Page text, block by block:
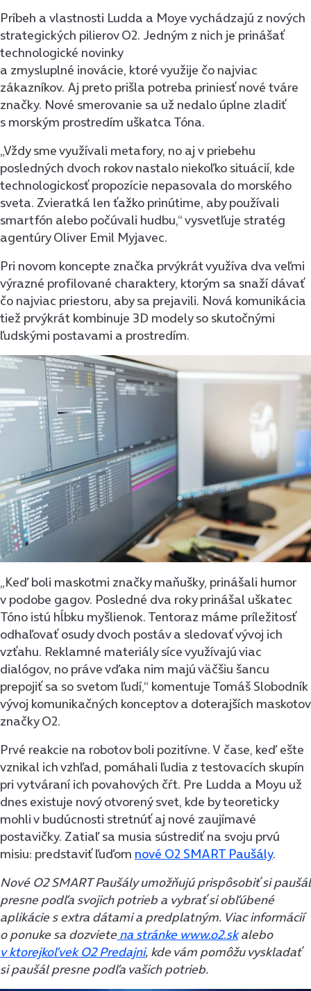
Príbeh a vlastnosti Ludda a Moye vychádzajú z nových
strategických pilierov O2. Jedným z nich je prinášať
technologické novinky
a zmysluplné inovácie, ktoré využije čo najviac
zákazníkov. Aj preto prišla potreba priniesť nové tváre
značky. Nové smerovanie sa už nedalo úplne zladiť
s morským prostredím uškatca Tóna.
„Vždy sme využívali metafory, no aj v priebehu
posledných dvoch rokov nastalo niekoľko situácií, kde
technologickosť propozície nepasovala do morského
sveta. Zvieratká len ťažko prinútime, aby používali
smartfón alebo počúvali hudbu,“ vysvetľuje stratég
agentúry Oliver Emil Myjavec.
Pri novom koncepte značka prvýkrát využíva dva veľmi
výrazné profilované charaktery, ktorým sa snaží dávať
čo najviac priestoru, aby sa prejavili. Nová komunikácia
tiež prvýkrát kombinuje 3D modely so skutočnými
ľudskými postavami a prostredím.
„Keď boli maskotmi značky maňušky, prinášali humor
v podobe gagov. Posledné dva roky prinášal uškatec
Tóno istú hĺbku myšlienok. Tentoraz máme príležitosť
odhaľovať osudy dvoch postáv a sledovať vývoj ich
vzťahu. Reklamné materiály síce využívajú viac
dialógov, no práve vďaka nim majú väčšiu šancu
prepojiť sa so svetom ľudí,“ komentuje Tomáš Slobodník
vývoj komunikačných konceptov a doterajších maskotov
značky O2.
Prvé reakcie na robotov boli pozitívne. V čase, keď ešte
vznikal ich vzhľad, pomáhali ľudia z testovacích skupín
pri vytváraní ich povahových čŕt. Pre Ludda a Moyu už
dnes existuje nový otvorený svet, kde by teoreticky
mohli v budúcnosti stretnúť aj nové zaujímavé
postavičky. Zatiaľ sa musia sústrediť na svoju prvú
misiu: predstaviť ľuďom nové O2 SMART Paušály.
Nové O2 SMART Paušály umožňujú prispôsobiť si paušál
presne podľa svojich potrieb a vybrať si obľúbené
aplikácie s extra dátami a predplatným. Viac informácií
o ponuke sa dozvietena stránke www.o2.skalebo
v ktorejkoľvek O2 Predajni, kde vám pomôžu vyskladať
si paušál presne podľa vašich potrieb.